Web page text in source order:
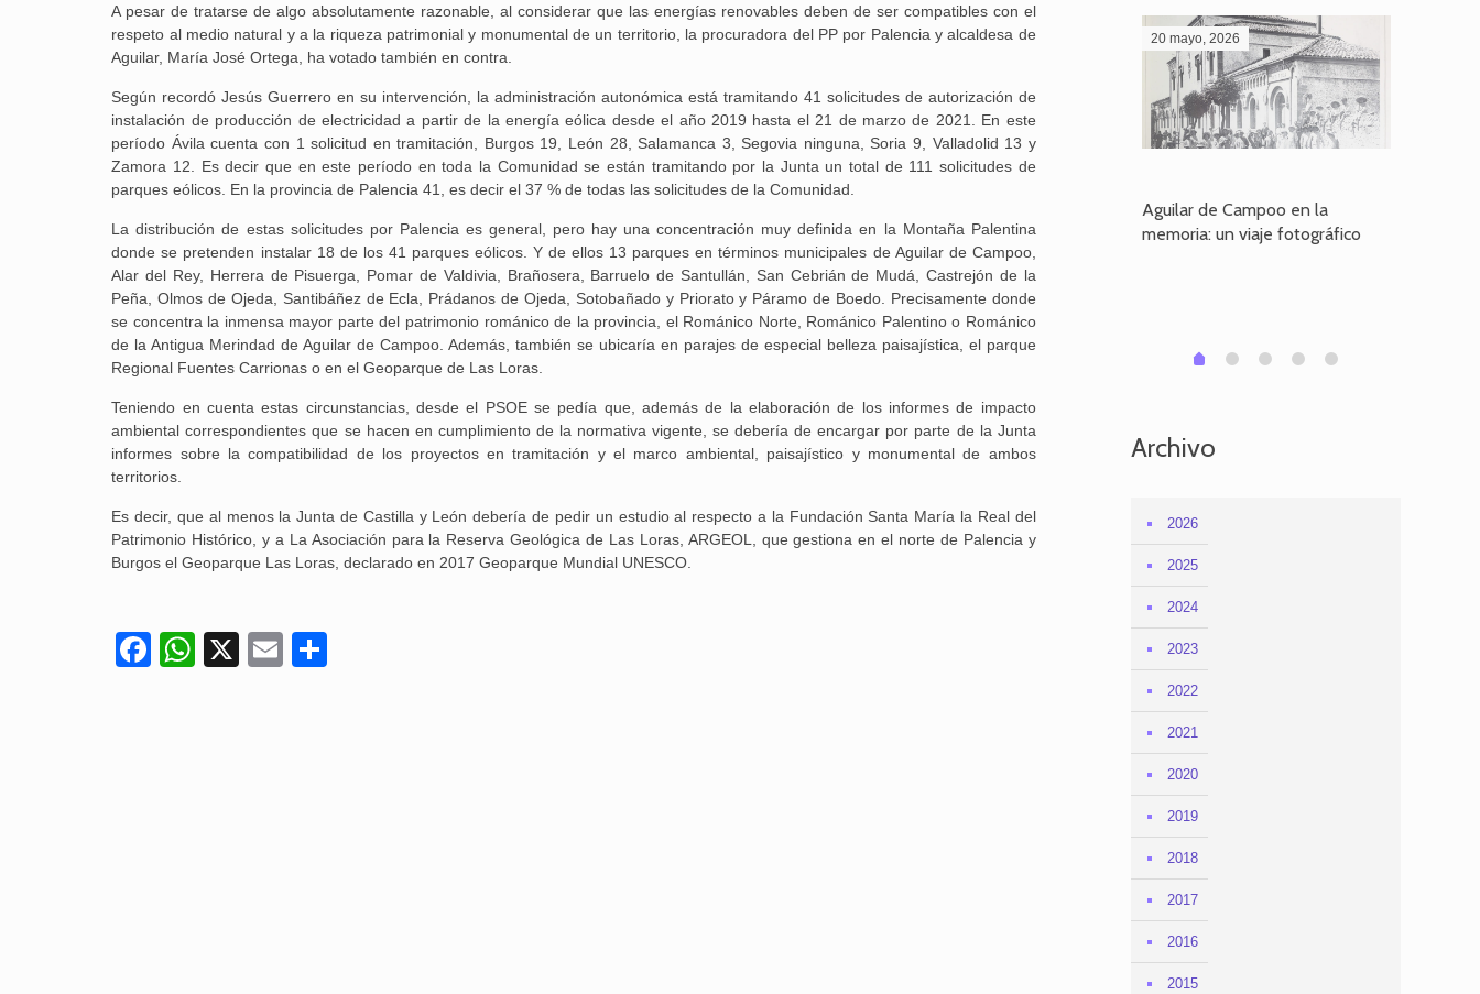
A pesar de tratarse de algo absolutamente razonable, al considerar que las energías renovables deben de ser compatibles con el
respeto al medio natural y a la riqueza patrimonial y monumental de un territorio, la procuradora del PP por Palencia y alcaldesa de
Aguilar, María José Ortega, ha votado también en contra.
Según recordó Jesús Guerrero en su intervención, la administración autonómica está tramitando 41 solicitudes de autorización de
instalación de producción de electricidad a partir de la energía eólica desde el año 2019 hasta el 21 de marzo de 2021. En este
período Ávila cuenta con 1 solicitud en tramitación, Burgos 19, León 28, Salamanca 3, Segovia ninguna, Soria 9, Valladolid 13 y
Zamora 12. Es decir que en este período en toda la Comunidad se están tramitando por la Junta un total de 111 solicitudes de
parques eólicos. En la provincia de Palencia 41, es decir el 37 % de todas las solicitudes de la Comunidad.
La distribución de estas solicitudes por Palencia es general, pero hay una concentración muy definida en la Montaña Palentina
donde se pretenden instalar 18 de los 41 parques eólicos. Y de ellos 13 parques en términos municipales de Aguilar de Campoo,
Alar del Rey, Herrera de Pisuerga, Pomar de Valdivia, Brañosera, Barruelo de Santullán, San Cebrián de Mudá, Castrejón de la
Peña, Olmos de Ojeda, Santibáñez de Ecla, Prádanos de Ojeda, Sotobañado y Priorato y Páramo de Boedo. Precisamente donde
se concentra la inmensa mayor parte del patrimonio románico de la provincia, el Románico Norte, Románico Palentino o Románico
de la Antigua Merindad de Aguilar de Campoo. Además, también se ubicaría en parajes de especial belleza paisajística, el parque
Regional Fuentes Carrionas o en el Geoparque de Las Loras.
Teniendo en cuenta estas circunstancias, desde el PSOE se pedía que, además de la elaboración de los informes de impacto
ambiental correspondientes que se hacen en cumplimiento de la normativa vigente, se debería de encargar por parte de la Junta
informes sobre la compatibilidad de los proyectos en tramitación y el marco ambiental, paisajístico y monumental de ambos
territorios.
Es decir, que al menos la Junta de Castilla y León debería de pedir un estudio al respecto a la Fundación Santa María la Real del
Patrimonio Histórico, y a La Asociación para la Reserva Geológica de Las Loras, ARGEOL, que gestiona en el norte de Palencia y
Burgos el Geoparque Las Loras, declarado en 2017 Geoparque Mundial UNESCO.
Facebook
WhatsApp
X Email
25 febrero, 2026
memoria: un viaje fotográfico
20 mayo, 2026
Aguilar de Campoo en la
memoria: un viaje fotográfico
0 1 2 3 4
Archivo
2026
2025
2024
2023
2022
2021
2020
2019
2018
2017
2016
2015